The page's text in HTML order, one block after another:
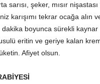
sarısı, şeker, mısır
karışımı tekrar ocağa alın
boyunca sürekli kaynar
eritin ve geriye kalan
Afiyet olsun.